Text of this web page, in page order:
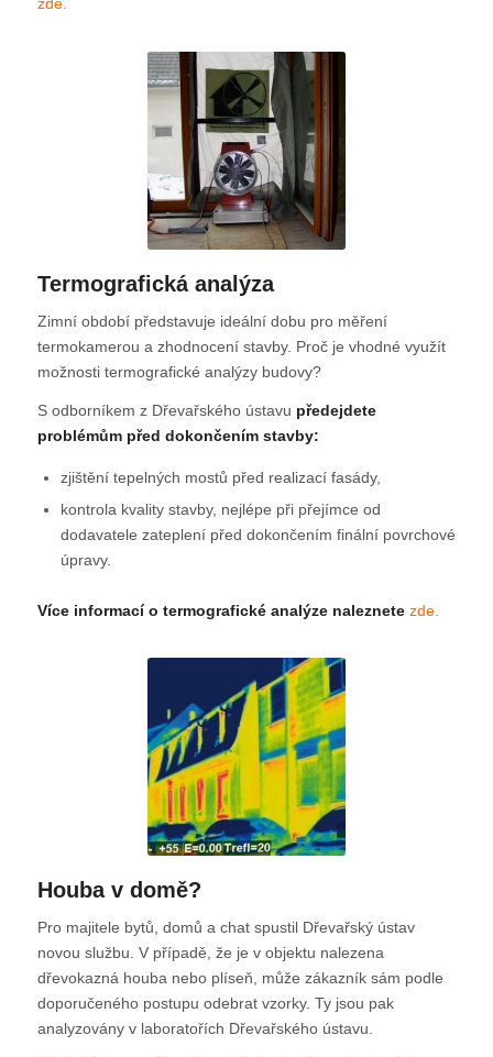
Termografická analýza
Zimní období představuje ideální dobu pro měření
termokamerou a zhodnocení stavby. Proč je vhodné využít
možnosti termografické analýzy budovy?
S odborníkem z Dřevařského ústavu předejdete
problémům před dokončením stavby:
zjištění tepelných mostů před realizací fasády,
kontrola kvality stavby, nejlépe při přejímce od
dodavatele zateplení před dokončením finální povrchové
úpravy.
Více informací o termografické analýze naleznete zde.
Houba v domě?
Pro majitele bytů, domů a chat spustil Dřevařský ústav
novou službu. V případě, že je v objektu nalezena
dřevokazná houba nebo plíseň, může zákazník sám podle
doporučeného postupu odebrat vzorky. Ty jsou pak
analyzovány v laboratořích Dřevařského ústavu.